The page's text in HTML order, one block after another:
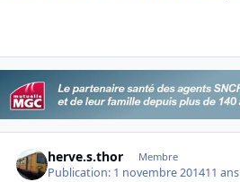
herve.s.thor Membre
Publication: 1 novembre 201411 ans